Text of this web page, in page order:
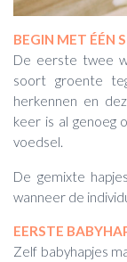
BEGIN MET ÉÉN
De eerste twee
soort groente
herkennen en
keer is al genoeg
voedsel.
De gemixte
wanneer de
EERSTE
Zelf babyhapjes